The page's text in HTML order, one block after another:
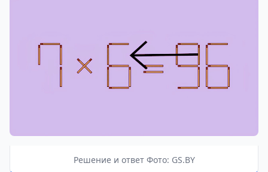
Решение и ответ Фото: GS.BY